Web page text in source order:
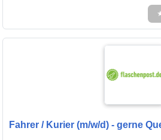
Fahrer / Kurier (m/w/d) - gerne